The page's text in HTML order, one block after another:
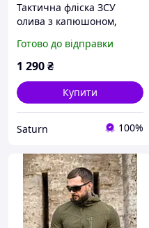
Тактична фліска ЗСУ
олива з капюшоном,
олива, армійська фліска
ЗСУ військова кофта viy
Готово до відправки
1 290₴
Купити
Saturn 100%